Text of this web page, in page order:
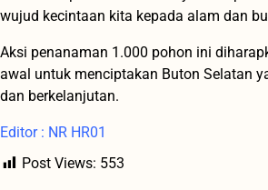
wujud kecintaan kita kepada alam dan
Aksi penanaman 1.000 pohon ini
awal untuk menciptakan Buton Selatan
dan berkelanjutan.
Editor : NR HR01
Post Views: 553